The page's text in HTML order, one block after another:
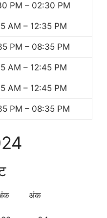
PM – 02:30 PM
AM – 12:35 PM
PM – 08:35 PM
AM – 12:45 PM
AM – 12:45 PM
PM – 08:35 PM
अंक